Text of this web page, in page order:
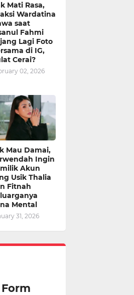
Mati Rasa,
Wardatina
saat
Fahmi
Lagi Foto
di IG,
Cerai?
02, 2026
Mau Damai,
Ingin
Akun
Usik Thalia
Fitnah
Mental
31, 2026